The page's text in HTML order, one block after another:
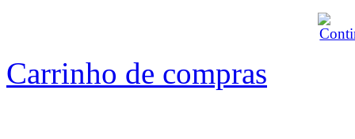
Carrinho de compras